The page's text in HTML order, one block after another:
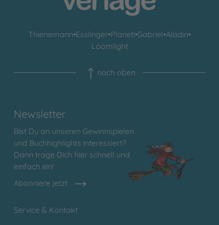
Thienemann•Esslinger•Planet!•Gabriel•Aladin•
Loomlight
nach oben
Newsletter
Bist Du an unseren Gewinnspielen
und Buchhighlights interessiert?
Dann trage Dich hier schnell und
einfach ein!
Abonniere jetzt
Service & Kontakt